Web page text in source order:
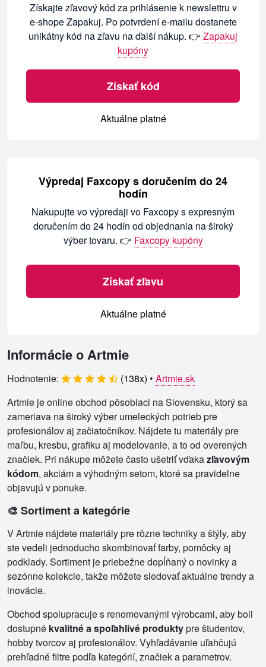
Získajte zľavový kód za prihlásenie k newslettru v
e-shope Zapakuj. Po potvrdení e-mailu dostanete
unikátny kód na zľavu na ďalší nákup. 👉 Zapakuj
kupóny
Získať kód
Aktuálne platné
Výpredaj Faxcopy s doručením do 24
hodín
Nakupujte vo výpredaji vo Faxcopy s expresným
doručením do 24 hodín od objednania na široký
výber tovaru. 👉 Faxcopy kupóny
Získať zľavu
Aktuálne platné
Informácie o Artmie
Hodnotenie: (138x) • Artmie.sk
Artmie je online obchod pôsobiaci na Slovensku, ktorý sa
zameriava na široký výber umeleckých potrieb pre
profesionálov aj začiatočníkov. Nájdete tu materiály pre
maľbu, kresbu, grafiku aj modelovanie, a to od overených
značiek. Pri nákupe môžete často ušetriť vďakazľavovým
kódom, akciám a výhodným setom, ktoré sa pravidelne
objavujú v ponuke.
🎨 Sortiment a kategórie
V Artmie nájdete materiály pre rôzne techniky a štýly, aby
ste vedeli jednoducho skombinovať farby, pomôcky aj
podklady. Sortiment je priebežne dopĺňaný o novinky a
sezónne kolekcie, takže môžete sledovať aktuálne trendy a
inovácie.
Obchod spolupracuje s renomovanými výrobcami, aby boli
dostupné kvalitné a spoľahlivé produktypre študentov,
hobby tvorcov aj profesionálov. Vyhľadávanie uľahčujú
prehľadné filtre podľa kategórií, značiek a parametrov.